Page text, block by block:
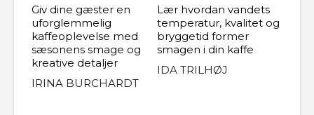
Giv dine gæster en
uforglemmelig
kaffeoplevelse med
sæsonens smage og
kreative detaljer
IRINA BURCHARDT
Lær hvordan vandets
temperatur, kvalitet og
bryggetid former
smagen i din kaffe
IDA TRILHØJ